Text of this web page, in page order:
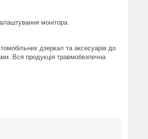
монітора.
дзеркал та аксесуарів до
Вся продукція травмобезпечна